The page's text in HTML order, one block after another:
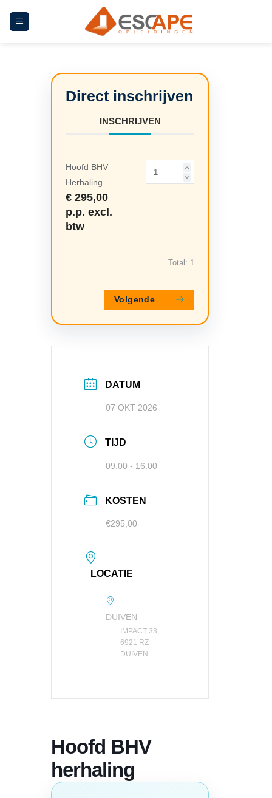
naar
Hoofd BHV
herhaling
DATUM
07 OKT 2026
TIJD
09:00 - 16:00
KOSTEN
€295,00
LOCATIE
DUIVEN
IMPACT 33,
6921 RZ
DUIVEN
INSCHRIJVEN
Hoofd BHV
Herhaling
€ 295,00
p.p. excl.
btw
Total: 1
Volgende